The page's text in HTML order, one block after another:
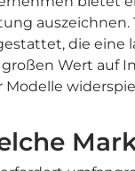
die eine
Wert auf
Modelle